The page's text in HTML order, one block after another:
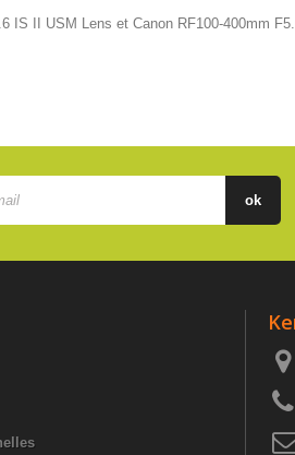
II USM Lens et Canon RF100-400mm
ok